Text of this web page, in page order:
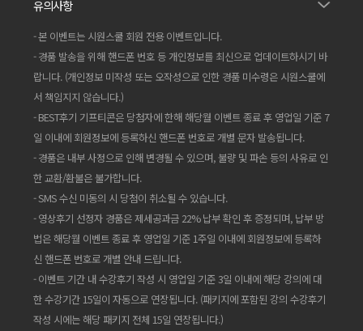
유의사항
- 본 이벤트는 시원스쿨 회원 전용 이벤트입니다.
- 경품 발송을 위해 핸드폰 번호 등 개인정보를 최신으로 업데이트하시기 바
랍니다. (개인정보 미작성 또는 오작성으로 인한 경품 미수령은 시원스쿨에
서 책임지지 않습니다.)
- BEST후기 기프티콘은 당첨자에 한해 해당월 이벤트 종료 후 영업일 기준 7
일 이내에 회원정보에 등록하신 핸드폰 번호로 개별 문자 발송됩니다.
- 경품은 내부 사정으로 인해 변경될 수 있으며, 불량 및 파손 등의 사유로 인
한 교환/환불은 불가합니다.
- SMS 수신 미동의 시 당첨이 취소될 수 있습니다.
- 영상후기 선정자 경품은 제세공과금 22% 납부 확인 후 증정되며, 납부 방
법은 해당월 이벤트 종료 후 영업일 기준 1주일 이내에 회원정보에 등록하
신 핸드폰 번호로 개별 안내 드립니다.
- 이벤트 기간 내 수강후기 작성 시 영업일 기준 3일 이내에 해당 강의에 대
한 수강기간 15일이 자동으로 연장됩니다. (패키지에 포함된 강의 수강후기
작성 시에는 해당 패키지 전체 15일 연장됩니다.)